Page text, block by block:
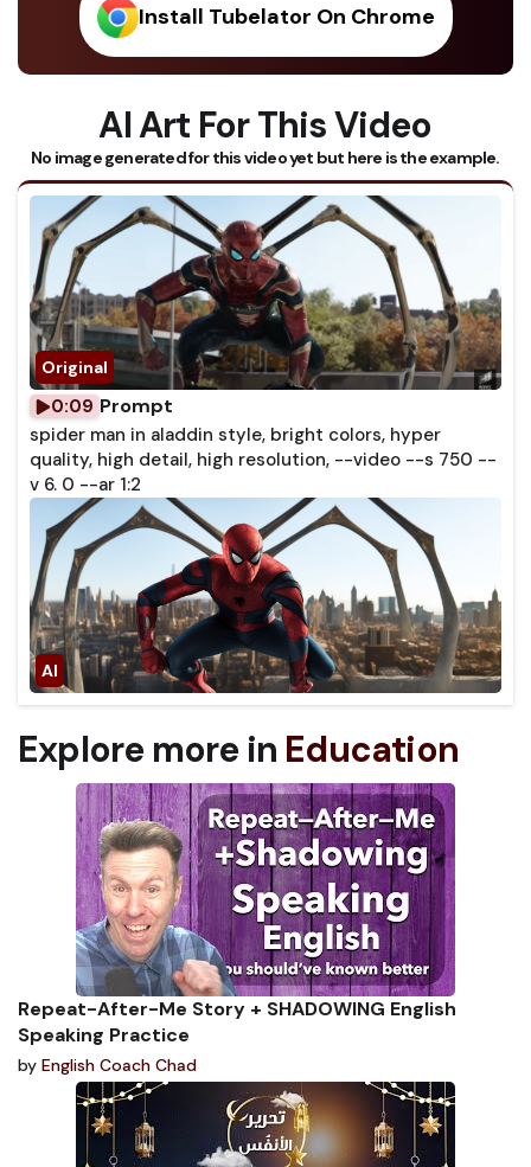
Install Tubelator On Chrome
AI Art For This Video
No image generated for this video yet but here is the example.
0:09 Prompt
spider man in aladdin style, bright colors, hyper
quality, high detail, high resolution, --video --s 750 --
v 6. 0 --ar 1:2
Explore more in Education
Repeat-After-Me Story + SHADOWING English
Speaking Practice
by English Coach Chad